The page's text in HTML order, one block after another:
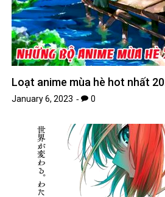
Loạt anime mùa hè hot nhất
January 6, 2023 0